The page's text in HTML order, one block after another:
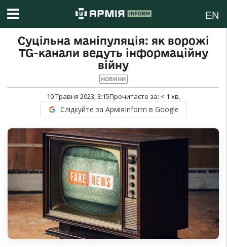
EN
Суцільна маніпуляція: як ворожі
TG-канали ведуть інформаційну
війну
НОВИНИ
10 Травня 2023, 3:15Прочитаєте за: < 1 хв.
Слідкуйте за АрміяInform в Google